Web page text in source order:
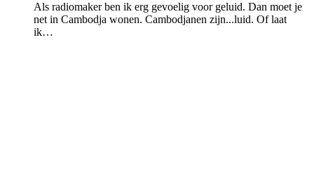
Als radiomaker ben ik erg gevoelig voor geluid. Dan moet je
net in Cambodja wonen. Cambodjanen zijn...luid. Of laat
ik…